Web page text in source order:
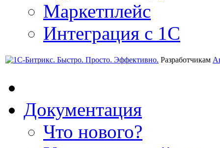
Маркетплейс
Интеграция с 1С
Разработчикам
Документация
Что нового?